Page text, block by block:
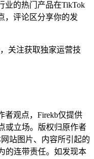
业的热门产品在TikTok
，评论区分享你的发
关注获取独家运营技
者观点，Firekb仅提供
或立场。版权归原作者
站图片、内容所引起的
的连带责任。如发现本